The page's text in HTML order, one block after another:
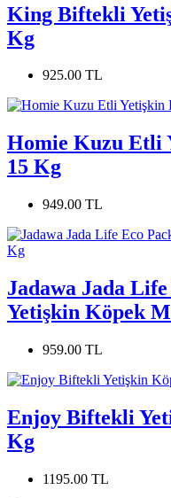
King Biftekli
Kg
925.00 TL
Homie Kuzu Etli
15 Kg
949.00 TL
Jadawa Jada
Yetişkin Köpek
959.00 TL
Enjoy Biftekli
Kg
1195.00 TL